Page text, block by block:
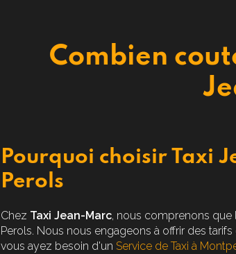
Combien
Pourquoi choisir Taxi
Perols
Chez Taxi Jean-Marc, nous comprenons que
Perols. Nous nous engageons à offrir des
vous ayez besoin d'un Service de Taxi à